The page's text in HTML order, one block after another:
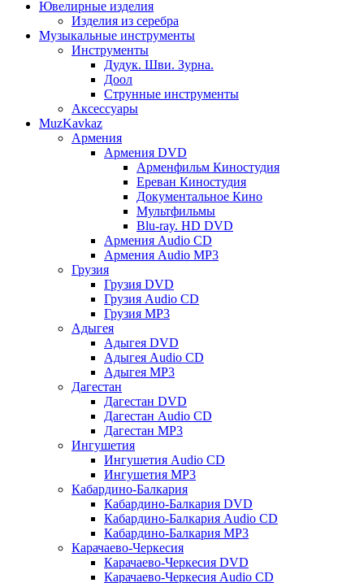
Ювелирные изделия
Изделия из серебра
Музыкальные инструменты
Инструменты
Дудук. Шви. Зурна.
Доол
Струнные инструменты
Аксессуары
MuzKavkaz
Армения
Армения DVD
Арменфильм Киностудия
Ереван Киностудия
Документальное Кино
Мультфильмы
Blu-ray. HD DVD
Армения Audio CD
Армения Audio MP3
Грузия
Грузия DVD
Грузия Audio CD
Грузия MP3
Адыгея
Адыгея DVD
Адыгея Audio CD
Адыгея MP3
Дагестан
Дагестан DVD
Дагестан Audio CD
Дагестан MP3
Ингушетия
Ингушетия Audio CD
Ингушетия MP3
Кабардино-Балкария
Кабардино-Балкария DVD
Кабардино-Балкария Audio CD
Кабардино-Балкария MP3
Карачаево-Черкесия
Карачаево-Черкесия DVD
Карачаево-Черкесия Audio CD